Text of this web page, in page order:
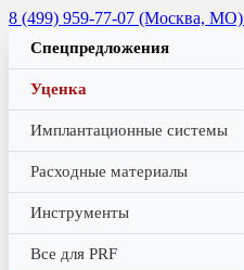
8 (499) 959-77-07 (Москва, МО)
Спецпредложения
Уценка
Имплантационные системы
Расходные материалы
Инструменты
Все для PRF